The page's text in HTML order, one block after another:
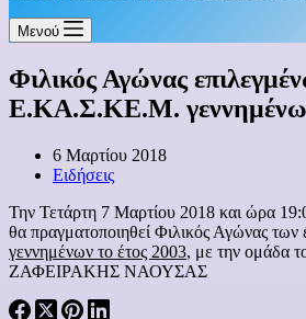
Μενού
Φιλικός Αγώνας
Ε.ΚΑ.Σ.ΚΕ.Μ.
6 Μαρτίου 2018
Ειδήσεις
Την Τετάρτη 7 Μαρτίου 2018 και ώρα
θα πραγματοποιηθεί Φιλικός Αγώνας
γεννημένων το έτος 2003, με την ομάδα
ΖΑΦΕΙΡΑΚΗΣ ΝΑΟΥΣΑΣ